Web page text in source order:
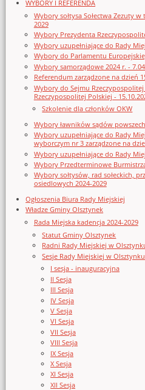
WYBORY I REFERENDA
Wybory sołtysa Sołectwa Zezuty
2029
Wybory Prezydenta
Wybory uzupełniające do Rady
Wybory do Parlamentu
Wybory samorządowe 2024 r. -
Referendum zarządzone na dzień
Wybory do Sejmu
Rzeczypospolitej Polskiej -
Szkolenie dla członków OKW
Wybory ławników sądów
Wybory uzupełniające do Rady
wyborczym nr 3 zarządzone na
Wybory uzupełniające do Rady
Wybory Przedterminowe
Wybory sołtysów, rad sołeckich,
osiedlowych 2024-2029
Ogłoszenia Biura Rady Miejskiej
Władze Gminy Olsztynek
Rada Miejska kadencja 2024-2029
Statut Gminy Olsztynek
Radni Rady Miejskiej w
Sesje Rady Miejskiej w Olsztynku
I sesja - inauguracyjna
II Sesja
III Sesja
IV Sesja
V Sesja
VI Sesja
VII Sesja
VIII Sesja
IX Sesja
X Sesja
XI Sesja
XII Sesja